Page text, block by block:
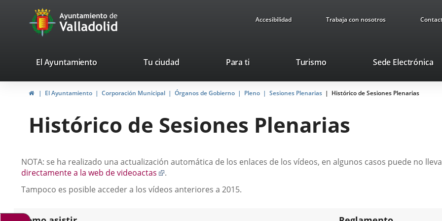
Portal
Web
Ayuntamiento
de
Accesibilidad Trabaja con nosotros
valladolid.es
El Ayuntamiento Tu ciudad Para ti TurismoEste
se
abrirá
una
ventana
Sede Electrónica
InicioEl Ayuntamiento Corporación Municipal Órganos de Gobierno Pleno Sesiones Plenarias Histórico de Sesiones Plenarias
Histórico de Sesiones Plenarias
Descripción
NOTA: se ha realizado una actualización automática de los enlaces de los vídeos, en algunos casos puede no
directamente a la web de videoactas
Enlace
una
.
Tampoco es posible acceder a los vídeos anteriores a 2015.